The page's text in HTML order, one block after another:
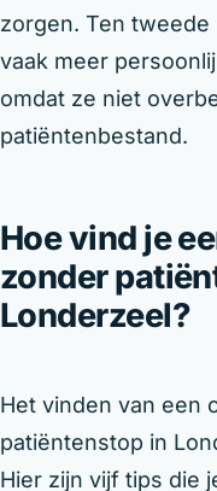
zorgen. Ten
vaak meer
omdat ze niet
patiëntenbestand.
Hoe vind je
zonder
Londerzeel?
Het vinden van een
patiëntenstop in
Hier zijn vijf tips die